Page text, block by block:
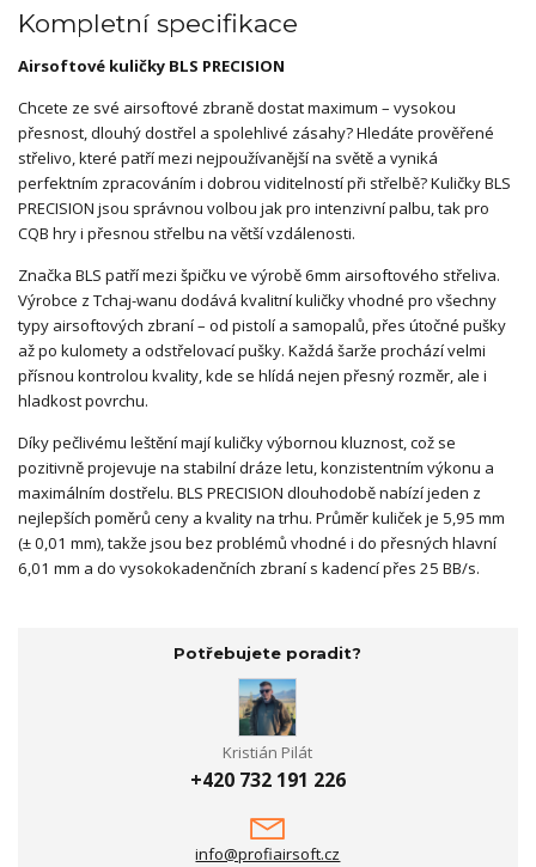
Kompletní specifikace
Airsoftové kuličky BLS PRECISION
Chcete ze své airsoftové zbraně dostat maximum – vysokou
přesnost, dlouhý dostřel a spolehlivé zásahy? Hledáte prověřené
střelivo, které patří mezi nejpoužívanější na světě a vyniká
perfektním zpracováním i dobrou viditelností při střelbě? Kuličky BLS
PRECISION jsou správnou volbou jak pro intenzivní palbu, tak pro
CQB hry i přesnou střelbu na větší vzdálenosti.
Značka BLS patří mezi špičku ve výrobě 6mm airsoftového střeliva.
Výrobce z Tchaj-wanu dodává kvalitní kuličky vhodné pro všechny
typy airsoftových zbraní – od pistolí a samopalů, přes útočné pušky
až po kulomety a odstřelovací pušky. Každá šarže prochází velmi
přísnou kontrolou kvality, kde se hlídá nejen přesný rozměr, ale i
hladkost povrchu.
Díky pečlivému leštění mají kuličky výbornou kluznost, což se
pozitivně projevuje na stabilní dráze letu, konzistentním výkonu a
maximálním dostřelu. BLS PRECISION dlouhodobě nabízí jeden z
nejlepších poměrů ceny a kvality na trhu. Průměr kuliček je 5,95 mm
(± 0,01 mm), takže jsou bez problémů vhodné i do přesných hlavní
6,01 mm a do vysokokadenčních zbraní s kadencí přes 25 BB/s.
Potřebujete poradit?
Kristián Pilát
+420 732 191 226
info@profiairsoft.cz